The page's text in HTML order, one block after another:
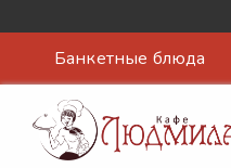
Банкетные блюда